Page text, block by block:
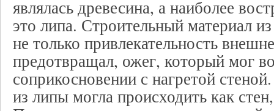
являлась древесина, а наиболее
это липа. Строительный материал
не только привлекательность
предотвращал, ожег, который мог
соприкосновении с нагретой
из липы могла происходить как